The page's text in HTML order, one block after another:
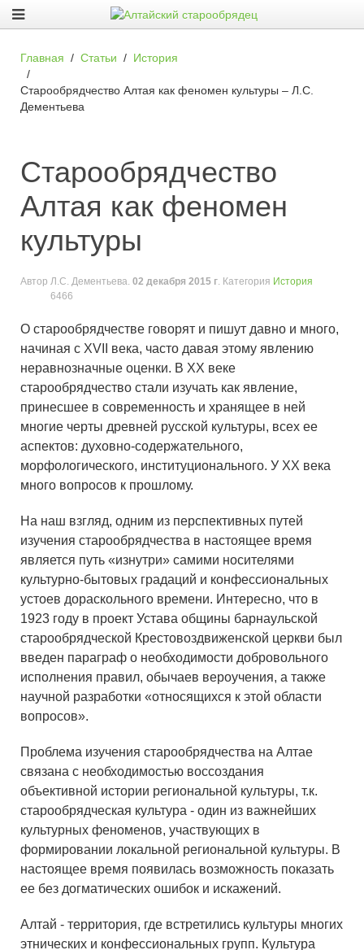
Главная Статьи История
Старообрядчество Алтая как феномен культуры – Л.С.
Дементьева
Старообрядчество
Алтая как феномен
культуры
Автор Л.С. Дементьева. 02 декабря 2015 г. Категория История
6466
О старообрядчестве говорят и пишут давно и много,
начиная с XVII века, часто давая этому явлению
неравнозначные оценки. В XX веке
старообрядчество стали изучать как явление,
принесшее в современность и хранящее в ней
многие черты древней русской культуры, всех ее
аспектов: духовно-содержательного,
морфологического, институционального. У XX века
много вопросов к прошлому.
На наш взгляд, одним из перспективных путей
изучения старообрядчества в настоящее время
является путь «изнутри» самими носителями
культурно-бытовых градаций и конфессиональных
устоев дораскольного времени. Интересно, что в
1923 году в проект Устава общины барнаульской
старообрядческой Крестовоздвиженской церкви был
введен параграф о необходимости добровольного
исполнения правил, обычаев вероучения, а также
научной разработки «относящихся к этой области
вопросов».
Проблема изучения старообрядчества на Алтае
связана с необходимостью воссоздания
объективной истории региональной культуры, т.к.
старообрядческая культура - один из важнейших
культурных феноменов, участвующих в
формировании локальной региональной культуры. В
настоящее время появилась возможность показать
ее без догматических ошибок и искажений.
Алтай - территория, где встретились культуры многих
этнических и конфессиональных групп. Культура